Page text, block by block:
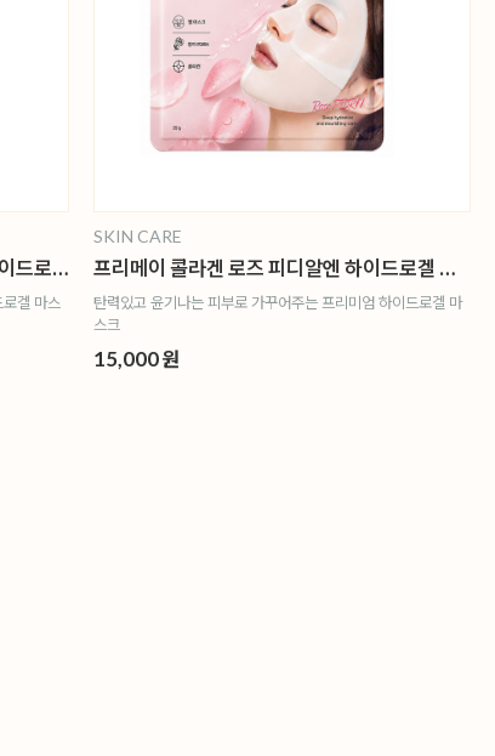
프리메이 히알루론산 로즈 피디알엔 하이드로겔 마스크 3매
겔 마스
SKIN CARE
프리메이 콜라겐 로즈 피디알엔 하이드로겔 마스크 3매
탄력있고 윤기나는 피부로 가꾸어주는 프리미엄 하이드로겔 마
스크
15,000 원